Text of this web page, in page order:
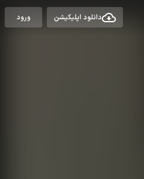
دانلود اپلیکیشن ورود